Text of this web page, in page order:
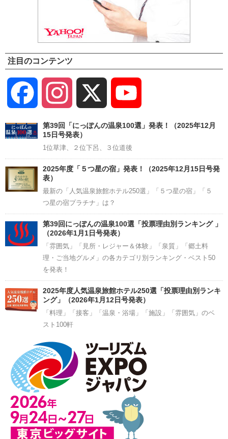
注目のコンテンツ
Facebook Instagram
Channel
第39回「にっぽんの温泉100選」発表！（2025年12月
15日号発表）
1位草津、２位下呂、３位道後
2025年度「５つ星の宿」発表！（2025年12月15日号発
表）
最新の「人気温泉旅館ホテル250選」「５つ星の宿」「５
つ星の宿プラチナ」は？
第39回にっぽんの温泉100選「投票理由別ランキング 」
（2026年1月1日号発表）
「雰囲気」「見所・レジャー＆体験」「泉質」「郷土料
理・ご当地グルメ」の各カテゴリ別ランキング・ベスト50
を発表！
2025年度人気温泉旅館ホテル250選「投票理由別ランキ
ング」（2026年1月12日号発表）
「料理」「接客」「温泉・浴場」「施設」「雰囲気」のベ
スト100軒